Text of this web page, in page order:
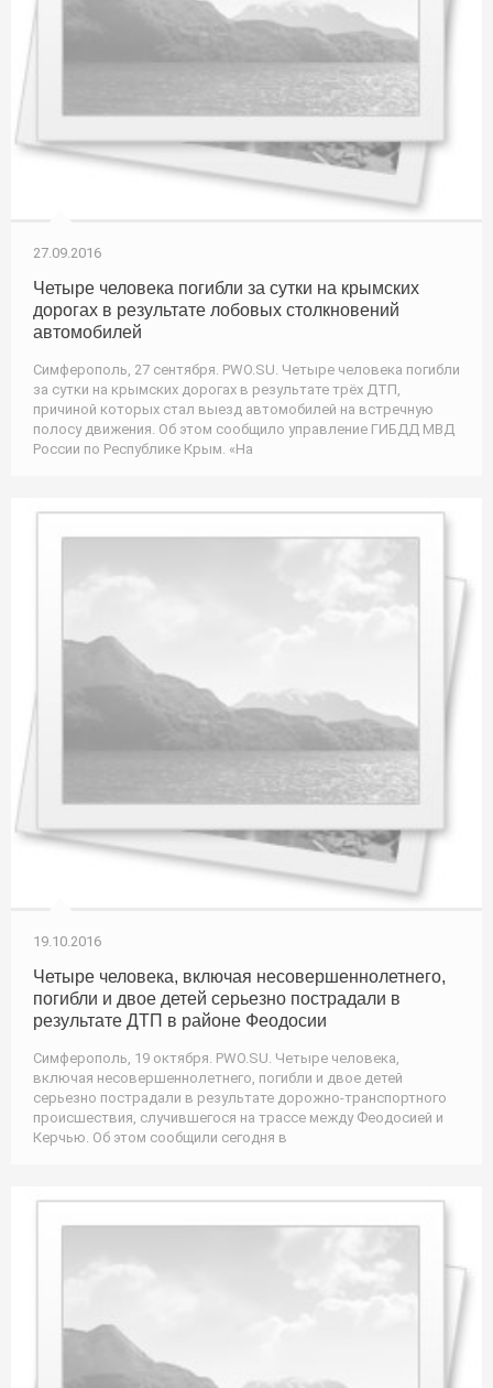
27.09.2016
Четыре человека погибли за сутки на крымских
дорогах в результате лобовых столкновений
автомобилей
Симферополь, 27 сентября. PWO.SU. Четыре человека погибли
за сутки на крымских дорогах в результате трёх ДТП,
причиной которых стал выезд автомобилей на встречную
полосу движения. Об этом сообщило управление ГИБДД МВД
России по Республике Крым. «На
19.10.2016
Четыре человека, включая несовершеннолетнего,
погибли и двое детей серьезно пострадали в
результате ДТП в районе Феодосии
Симферополь, 19 октября. PWO.SU. Четыре человека,
включая несовершеннолетнего, погибли и двое детей
серьезно пострадали в результате дорожно-транспортного
происшествия, случившегося на трассе между Феодосией и
Керчью. Об этом сообщили сегодня в